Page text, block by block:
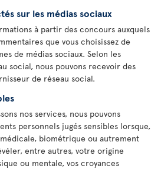
sur les médias sociaux
à partir des concours auxquels
que vous choisissez de
de médias sociaux. Selon les
social, nous pouvons recevoir des
de réseau social.
nos services, nous pouvons
personnels jugés sensibles lorsque,
biométrique ou autrement
entre autres, votre origine
ou mentale, vos croyances